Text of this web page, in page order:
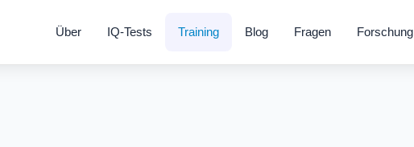
Über IQ-Tests Training Blog Fragen Forschung